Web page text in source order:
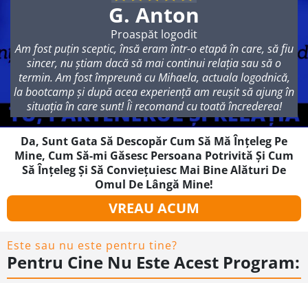
G. Anton
Proaspăt logodit
Am fost puțin sceptic, însă eram într-o etapă în care, să fiu
sincer, nu știam dacă să mai continui relația sau să o
termin. Am fost împreună cu Mihaela, actuala logodnică,
la bootcamp și după acea experiență am reușit să ajung în
situația în care sunt! Îi recomand cu toată încrederea!
Da, Sunt Gata Să Descopăr Cum Să Mă Înțeleg Pe
Mine, Cum Să-mi Găsesc Persoana Potrivită Și Cum
Să Înțeleg Și Să Conviețuiesc Mai Bine Alături De
Omul De Lângă Mine!
VREAU ACUM
Este sau nu este pentru tine?
Pentru Cine Nu Este Acest Program: